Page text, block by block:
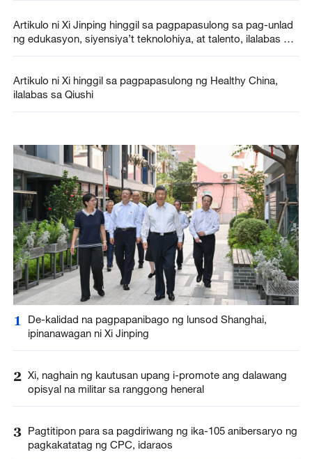
Artikulo ni Xi Jinping hinggil sa pagpapasulong sa pag-unlad
ng edukasyon, siyensiya’t teknolohiya, at talento, ilalabas sa
Artikulo ni Xi hinggil sa pagpapasulong ng Healthy China,
ilalabas sa Qiushi
1
De-kalidad na pagpapanibago ng lunsod Shanghai,
ipinanawagan ni Xi Jinping
2 Xi, naghain ng kautusan upang i-promote ang dalawang
opisyal na militar sa ranggong heneral
3 Pagtitipon para sa pagdiriwang ng ika-105 anibersaryo ng
pagkakatatag ng CPC, idaraos